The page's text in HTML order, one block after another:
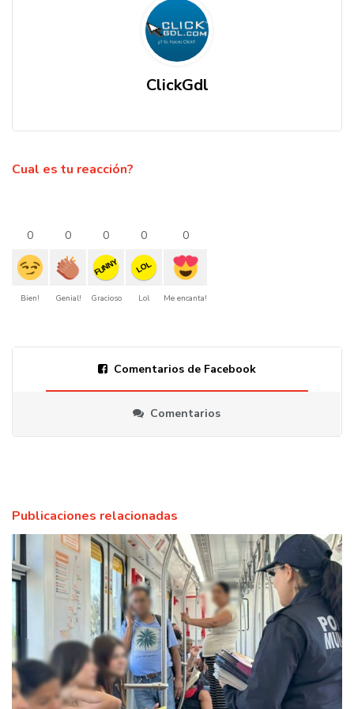
ClickGdl
Cual es tu reacción?
0
Bien!
0
Genial!
0
FUNNY
Gracioso
0
LOL
Lol
0
Me encanta!
Comentarios de Facebook
Comentarios
Publicaciones relacionadas